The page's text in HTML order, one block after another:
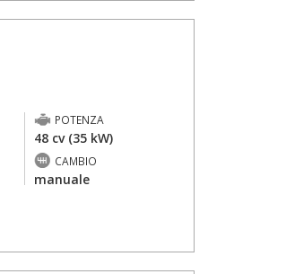
POTENZA
48 cv (35 kW)
CAMBIO
manuale